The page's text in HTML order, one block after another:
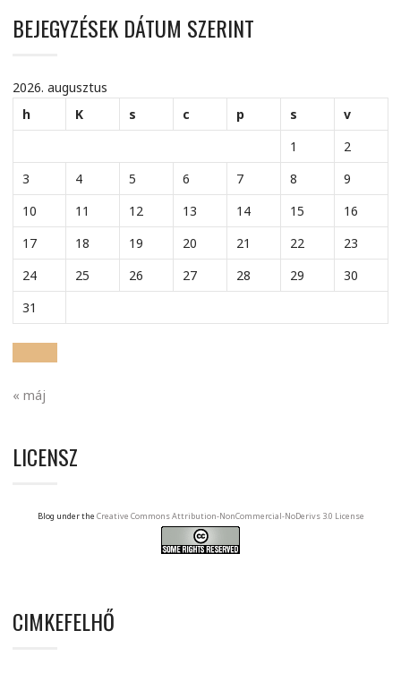
BEJEGYZÉSEK DÁTUM SZERINT
2026. augusztus
h
K s c p s
v
1
2
3
4 5 6 7 8
9
10
11 12 13 14 15
16
17
18 19 20 21 22
23
24
25 26 27 28 29
30
31
« máj
LICENSZ
Blog under the Creative Commons Attribution-NonCommercial-NoDerivs 3.0 License
CIMKEFELHŐ